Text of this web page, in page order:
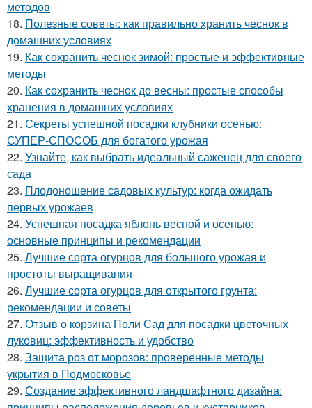
методов
18. Полезные советы: как правильно хранить чеснок в
домашних условиях
19. Как сохранить чеснок зимой: простые и эффективные
методы
20. Как сохранить чеснок до весны: простые способы
хранения в домашних условиях
21. Секреты успешной посадки клубники осенью:
СУПЕР-СПОСОБ для богатого урожая
22. Узнайте, как выбрать идеальный саженец для своего
сада
23. Плодоношение садовых культур: когда ожидать
первых урожаев
24. Успешная посадка яблонь весной и осенью:
основные принципы и рекомендации
25. Лучшие сорта огурцов для большого урожая и
простоты выращивания
26. Лучшие сорта огурцов для открытого грунта:
рекомендации и советы
27. Отзыв о корзина Поли Сад для посадки цветочных
луковиц: эффективность и удобство
28. Защита роз от морозов: проверенные методы
укрытия в Подмосковье
29. Создание эффективного ландшафтного дизайна: